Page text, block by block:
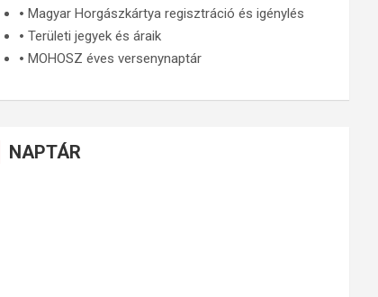
🞄Magyar Horgászkártya regisztráció és igénylés
🞄Területi jegyek és áraik
🞄MOHOSZ éves versenynaptár
NAPTÁR